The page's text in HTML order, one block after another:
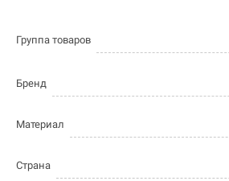
Группа товаров
Бренд
Материал
Страна